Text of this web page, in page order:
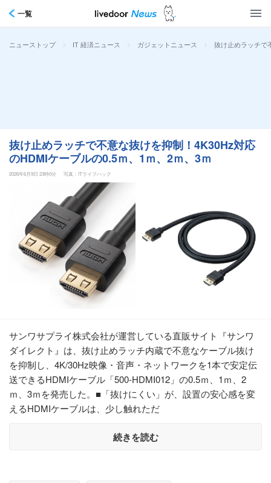
一覧
ニューストップ > IT 経済ニュース > ガジェットニュース > 抜け止めラッチで
抜け止めラッチで不意な抜けを抑制！4K30Hz対応
のHDMIケーブルの0.5ｍ、1ｍ、2ｍ、3ｍ
2026年6月9日 23時0分 写真：ITライフハック
サンワサプライ株式会社が運営している直販サイト『サンワ
ダイレクト』は、抜け止めラッチ内蔵で不意なケーブル抜け
を抑制し、4K/30Hz映像・音声・ネットワークを1本で安定伝
送できるHDMIケーブル「500-HDMI012」の0.5ｍ、1ｍ、2
ｍ、3ｍを発売した。■「抜けにくい」が、設置の安心感を変
えるHDMIケーブルは、少し触れただ
続きを読む